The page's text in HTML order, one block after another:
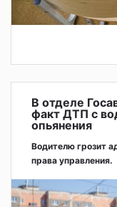
В отделе
факт ДТП с
опьянения
Водителю грозит
права управления.